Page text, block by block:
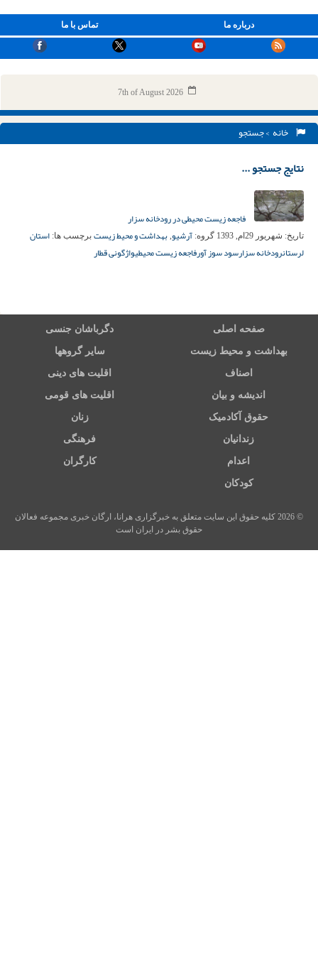
تماس با ما درباره ما
7th of August 2026
خانه > جستجو
نتایج جستجو ...
فاجعه زیست محیطی در رودخانه سزار
تاریخ: شهریور 29ام, 1393 گروه: آرشیو, بهداشت و محیط زیست برچسب ها: استان
لرستانرودخانه سزارسود سوز آورفاجعه زیست محیطیواژگونی قطار
صفحه اصلی دگرباشان جنسی
بهداشت و محیط زیست سایر گروهها
اصناف اقلیت های دینی
اندیشه و بیان اقلیت های قومی
حقوق آکادمیک زنان
زندانیان فرهنگی
اعدام کارگران
کودکان
© 2026 کلیه حقوق این سایت متعلق به خبرگزاری هرانا، ارگان خبری مجموعه فعالان
حقوق بشر در ایران است